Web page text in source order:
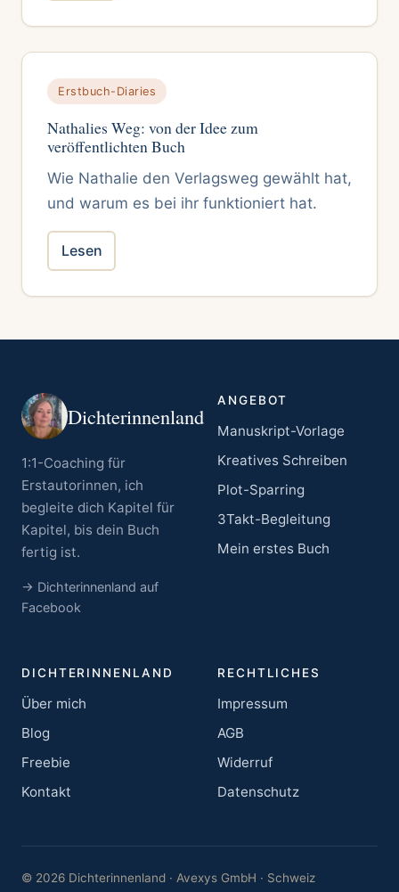
Erstbuch-Diaries
Nathalies Weg: von der Idee zum
veröffentlichten Buch
Wie Nathalie den Verlagsweg gewählt hat,
und warum es bei ihr funktioniert hat.
Lesen
Dichterinnenland
1:1-Coaching für
Erstautorinnen, ich
begleite dich Kapitel für
Kapitel, bis dein Buch
fertig ist.
→ Dichterinnenland auf
Facebook
ANGEBOT
Manuskript-Vorlage
Kreatives Schreiben
Plot-Sparring
3Takt-Begleitung
Mein erstes Buch
DICHTERINNENLAND
Über mich
Blog
Freebie
Kontakt
RECHTLICHES
Impressum
AGB
Widerruf
Datenschutz
© 2026 Dichterinnenland · Avexys GmbH · Schweiz